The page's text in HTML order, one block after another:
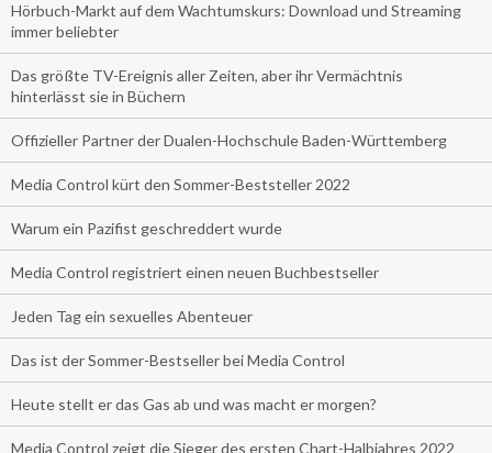
Hörbuch-Markt auf dem Wachtumskurs: Download und Streaming
immer beliebter
Das größte TV-Ereignis aller Zeiten, aber ihr Vermächtnis
hinterlässt sie in Büchern
Offizieller Partner der Dualen-Hochschule Baden-Württemberg
Media Control kürt den Sommer-Beststeller 2022
Warum ein Pazifist geschreddert wurde
Media Control registriert einen neuen Buchbestseller
Jeden Tag ein sexuelles Abenteuer
Das ist der Sommer-Bestseller bei Media Control
Heute stellt er das Gas ab und was macht er morgen?
Media Control zeigt die Sieger des ersten Chart-Halbjahres 2022